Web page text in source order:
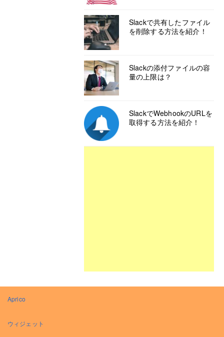
Slackで共有したファイル
を削除する方法を紹介！
Slackの添付ファイルの容
量の上限は？
SlackでWebhookのURLを
取得する方法を紹介！
Aprico
ウィジェット